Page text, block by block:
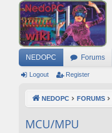
NEDOPC Forums
Logout Register
NEDOPC FORUMS
MCU/MPU